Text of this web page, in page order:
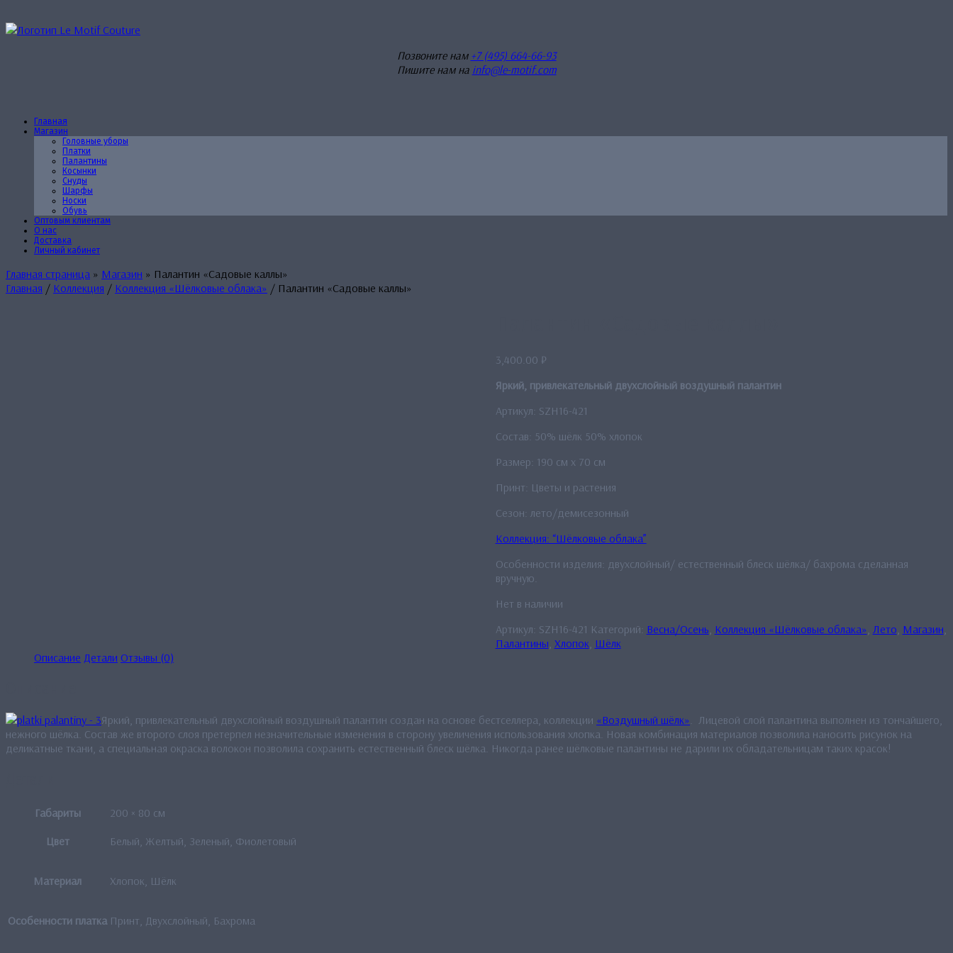
к
Позвоните нам +7 (495) 664-66-93
Пишите нам на info@le-motif.com
Главная
Магазин
Головные уборы
Платки
Палантины
Косынки
Снуды
Шарфы
Носки
Обувь
Оптовым клиентам
О нас
Доставка
Личный кабинет
Главная страница » Магазин » Палантин «Садовые каллы»
Главная / Коллекция / Коллекция «Шёлковые облака» / Палантин «Садовые каллы»
3,400.00 ₽
Яркий, привлекательный двухслойный воздушный палантин
Артикул: SZH16-421
Состав: 50% шёлк 50% хлопок
Размер: 190 см x 70 см
Принт: Цветы и растения
Сезон: лето/демисезонный
Коллекция: “Шёлковые облака”
Особенности изделия: двухслойный/ естественный блеск шёлка/ бахрома сделанная
вручную.
Нет в наличии
Артикул: SZH16-421 Категорий: Весна/Осень Коллекция «Шёлковые облака» Лето Магазин
Палантины Хлопок Шёлк
Описание Детали Отзывы (0)
Яркий, привлекательный двухслойный воздушный палантин создан на основе бестселлера, коллекции «Воздушный шёлк» . Лицевой слой палантина выполнен из тончайшего,
нежного шёлка. Состав же второго слоя претерпел незначительные изменения в сторону увеличения использования хлопка. Новая комбинация материалов позволила наносить рисунок на
деликатные ткани, а специальная окраска волокон позволила сохранить естественный блеск шёлка. Никогда ранее шёлковые палантины не дарили их обладательницам таких красок!
Габариты
200 × 80 см
Цвет
Белый, Желтый, Зеленый, Фиолетовый
Материал Хлопок, Шёлк
Особенности платка Принт, Двухслойный, Бахрома